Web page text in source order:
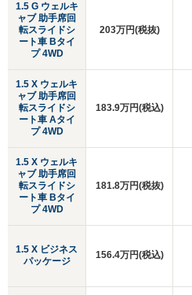
1.5 G ウェルキ
ャブ 助手席回
転スライドシ
ート車 Bタイ
プ 4WD
1.5 X ウェルキ
ャブ 助手席回
転スライドシ
ート車 Aタイ
プ 4WD
1.5 X ウェルキ
ャブ 助手席回
転スライドシ
ート車 Bタイ
プ 4WD
1.5 X ビジネス
パッケージ
203万円(税抜)
183.9万円(税込)
181.8万円(税抜)
156.4万円(税込)